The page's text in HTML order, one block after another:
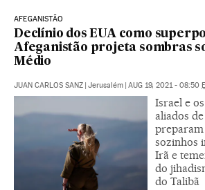
AFEGANISTÃO
Declínio dos EUA como
Afeganistão projeta sombras
Médio
JUAN CARLOS SANZ | Jerusalém | AUG 19, 2021 - 08:50
Israel e
aliados
sozinhos
Irã e
do
do Talibã